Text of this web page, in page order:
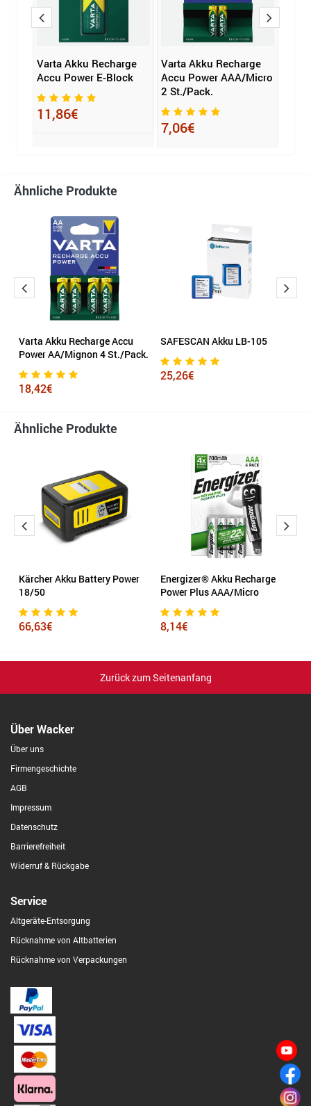
Varta Akku Recharge
Accu Power E-Block
11,86€
Varta Akku Recharge
Accu Power AAA/Micro
2 St./Pack.
7,06€
Ähnliche Produkte
Varta Akku Recharge Accu
Power AA/Mignon 4 St./Pack.
18,42€
SAFESCAN Akku LB-105
25,26€
Ähnliche Produkte
Kärcher Akku Battery Power
18/50
66,63€
Energizer® Akku Recharge
Power Plus AAA/Micro
8,14€
Zurück zum Seitenanfang
Über Wacker
Über uns
Firmengeschichte
AGB
Impressum
Datenschutz
Barrierefreiheit
Widerruf & Rückgabe
Service
Altgeräte-Entsorgung
Rücknahme von Altbatterien
Rücknahme von Verpackungen